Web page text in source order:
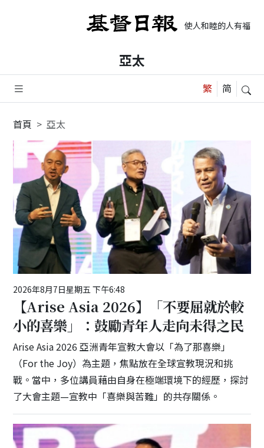
使人和睦的人有福了
亞太
首頁 亞太
2026年8月7日星期五 下午6:48
【Arise Asia 2026】「不要屈就於較
小的喜樂」：鼓勵青年人走向未得之民
Arise Asia 2026 亞洲青年宣教大會以「為了那喜樂」
（For the Joy）為主題，焦點放在全球宣教現況和挑
戰。當中，多位講員藉由自身在極端環境下的經歷，探討
了大會主題—宣教中「喜樂與苦難」的共存關係。